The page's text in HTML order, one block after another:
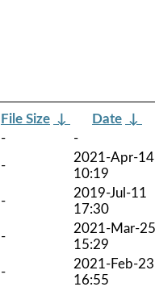
File Size ↓ Date ↓
-
-
-
2021-Apr-14
10:19
-
2019-Jul-11
17:30
-
2021-Mar-25
15:29
-
2021-Feb-23
16:55